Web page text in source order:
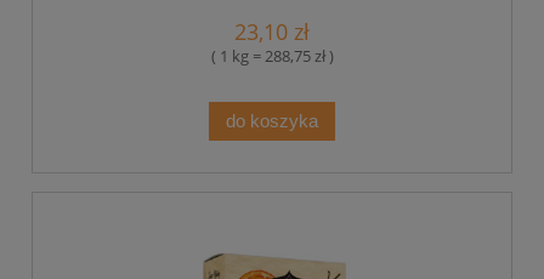
23,10 zł
( 1 kg = 288,75 zł )
do koszyka